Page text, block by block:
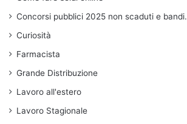
Concorsi pubblici 2025 non scaduti e bandi.
Curiosità
Farmacista
Grande Distribuzione
Lavoro all'estero
Lavoro Stagionale